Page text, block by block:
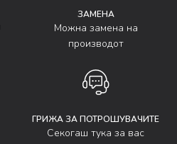
ЗАМЕНА
Можна замена на
производот
ГРИЖА ЗА ПОТРОШУВАЧИТЕ
Секогаш тука за вас